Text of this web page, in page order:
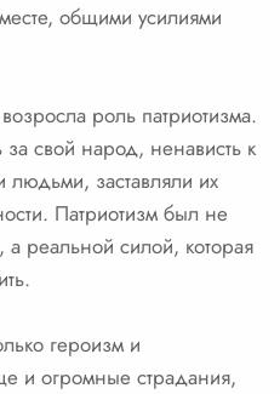
общими усилиями
роль патриотизма.
свой народ, ненависть к
людьми, заставляли их
Патриотизм был не
реальной силой, которая
героизм и
и огромные страдания,